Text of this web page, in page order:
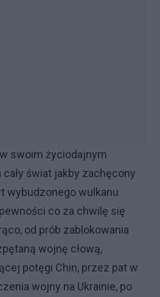
swoim życiodajnym
świat jakby zachęcony
wybudzonego wulkanu
co za chwilę się
od prób zablokowania
wojnę cłową,
potęgi Chin, przez pat w
wojny na Ukrainie, po